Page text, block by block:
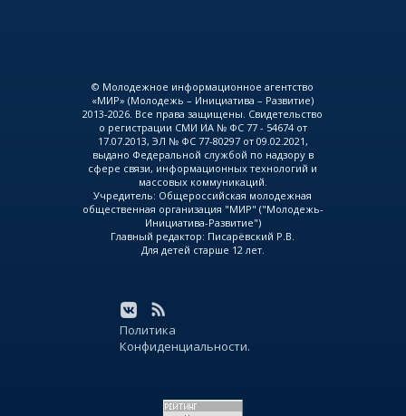
© Молодежное информационное агентство
«МИР» (Молодежь – Инициатива – Развитие)
2013-2026. Все права защищены. Свидетельство
о регистрации СМИ ИА № ФС 77 - 54674 от
17.07.2013, ЭЛ № ФС 77-80297 от 09.02.2021,
выдано Федеральной службой по надзору в
сфере связи, информационных технологий и
массовых коммуникаций.
Учредитель: Общероссийская молодежная
общественная организация "МИР" ("Молодежь-
Инициатива-Развитие")
Главный редактор: Писарёвский Р.В.
Для детей старше 12 лет.
Политика
Конфиденциальности.